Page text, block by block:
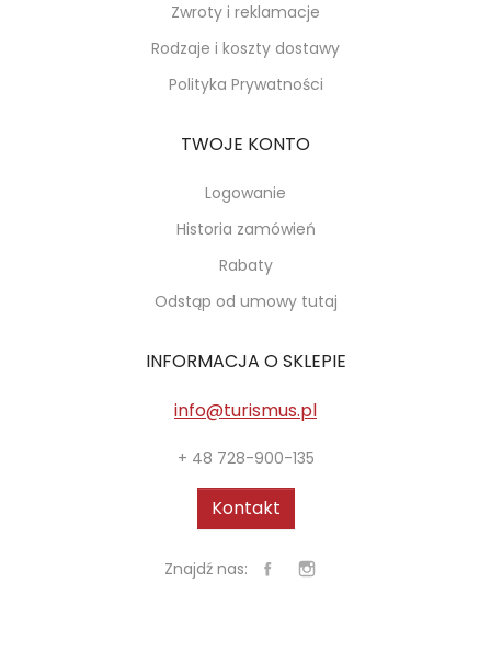
Zwroty i reklamacje
Rodzaje i koszty dostawy
Polityka Prywatności
TWOJE KONTO
Logowanie
Historia zamówień
Rabaty
Odstąp od umowy tutaj
INFORMACJA O SKLEPIE
info@turismus.pl
+ 48 728-900-135
Kontakt
Znajdź nas: